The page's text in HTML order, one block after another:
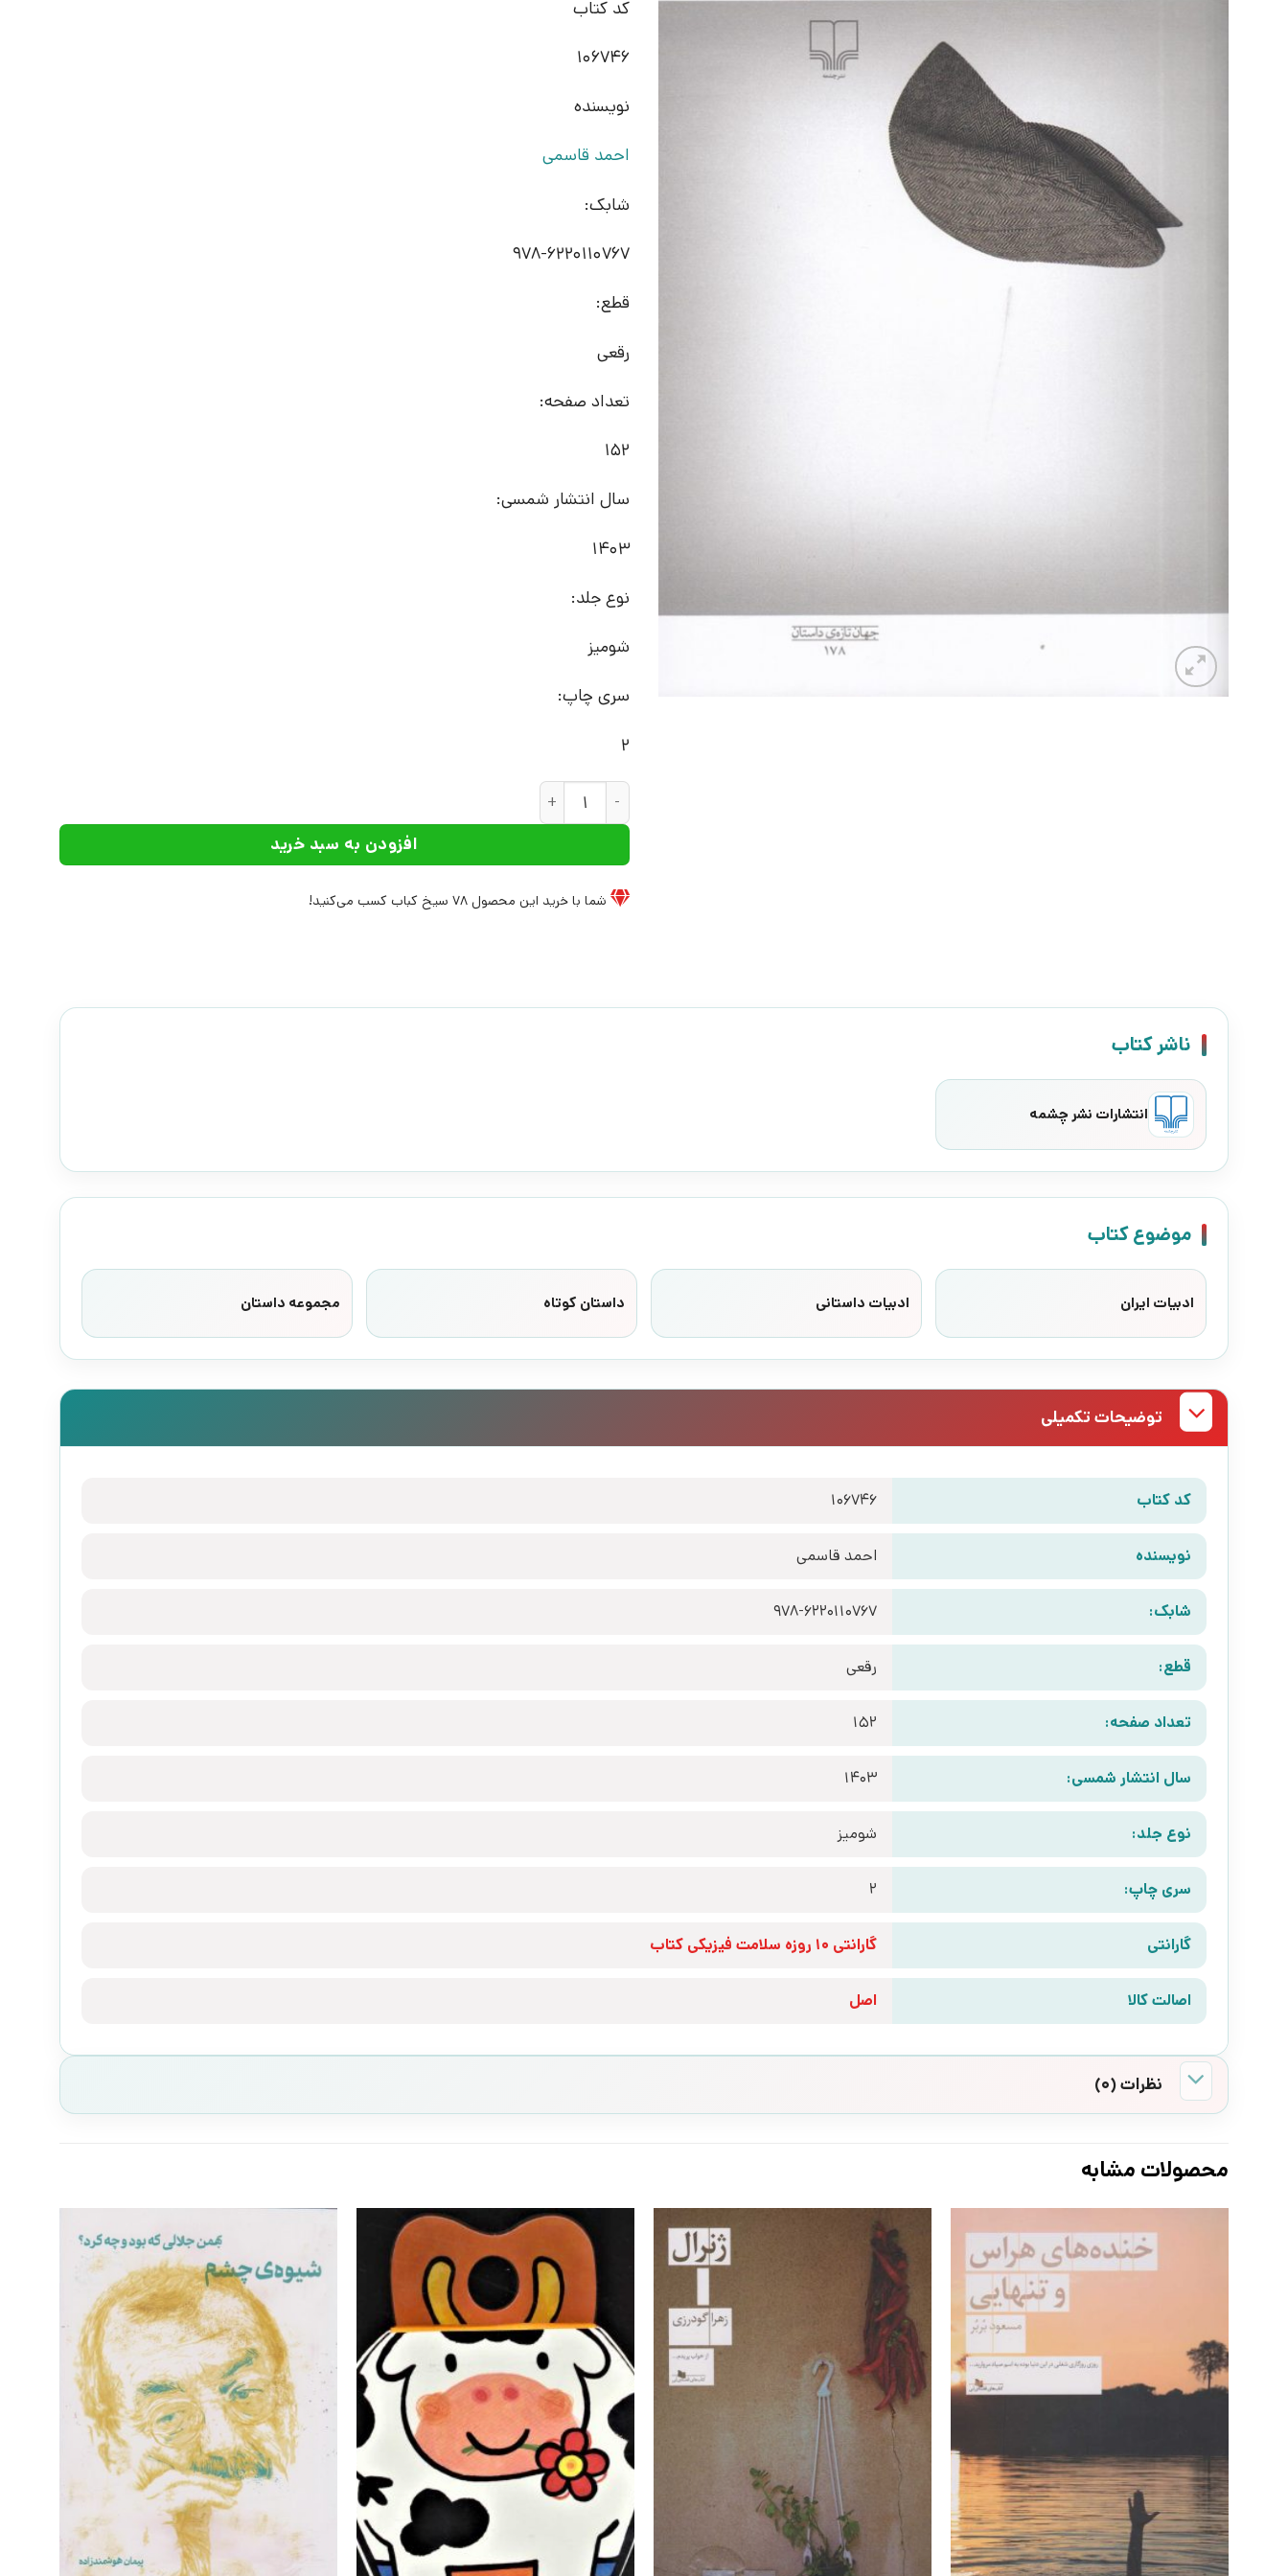
کد کتاب
106746
نویسنده
احمد قاسمی
شابک:
978-6220110767
قطع:
رقعی
تعداد صفحه:
152
سال انتشار شمسی:
1403
نوع جلد:
شومیز
سری چاپ:
2
کتاب آنکت و دو روایت دیگر | انتشارات نشر چشمه عدد
افزودن به سبد خرید
شما با خرید این محصول 78 سیخ کباب کسب می‌کنید!
ناشر کتاب
انتشارات نشر چشمه
موضوع کتاب
ادبیات ایران ادبیات داستانی داستان کوتاه مجموعه داستان
توضیحات تکمیلی
کد کتاب 106746
نویسنده احمد قاسمی
شابک: 978-6220110767
قطع: رقعی
تعداد صفحه: 152
سال انتشار شمسی: 1403
نوع جلد: شومیز
سری چاپ: 2
گارانتی گارانتی 10 روزه سلامت فیزیکی کتاب
اصالت کالا اصل
نظرات (0)
محصولات مشابه